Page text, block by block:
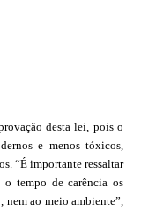
desta lei, pois o
e menos tóxicos,
“É importante ressaltar
o tempo de carência os
nem ao meio ambiente”,